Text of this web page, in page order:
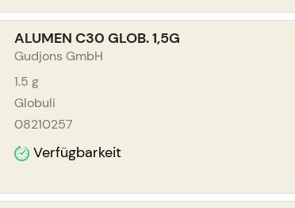
ALUMEN C30 GLOB. 1,5G
Gudjons GmbH
1.5 g
Globuli
08210257
Verfügbarkeit